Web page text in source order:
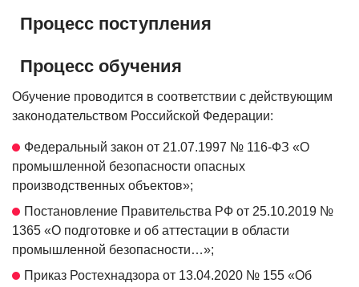
Обучение проводится в соответствии с действующим
законодательством Российской Федерации:
Федеральный закон от 21.07.1997 № 116-ФЗ «О
промышленной безопасности опасных
производственных объектов»;
Постановление Правительства РФ от 25.10.2019 №
1365 «О подготовке и об аттестации в области
промышленной безопасности…»;
Приказ Ростехнадзора от 13.04.2020 № 155 «Об
Процесс поступления
Процесс обучения